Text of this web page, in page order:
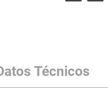
Técnicos